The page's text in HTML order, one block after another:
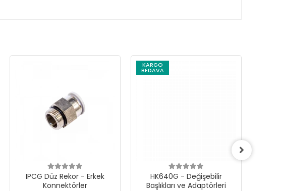
IPCG Düz Rekor - Erkek
Konnektörler
KARGO
BEDAVA
HK640G - Değişebilir
Başlıkları ve Adaptörleri